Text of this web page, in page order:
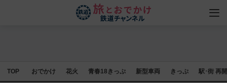
TOP おでかけ 花火 青春18きっぷ 新型車両 きっぷ 駅･街 再